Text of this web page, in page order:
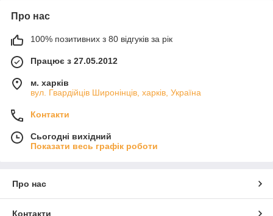
Про нас
100% позитивних з 80 відгуків за рік
Працює з 27.05.2012
м. харків
вул. Гвардійців Широнінців, харків, Україна
Контакти
Сьогодні вихідний
Показати весь графік роботи
Про нас
Контакти